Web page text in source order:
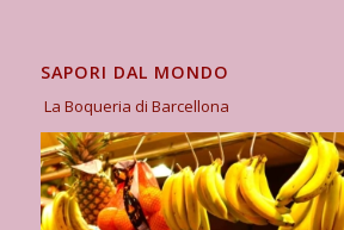
SAPORI DAL MONDO
La Boqueria di Barcellona